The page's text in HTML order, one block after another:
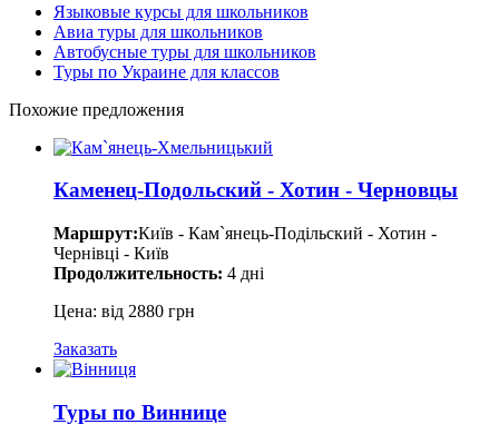
Языковые курсы для школьников
Авиа туры для школьников
Автобусные туры для школьников
Туры по Украине для классов
Похожие предложения
Каменец-Подольский - Хотин - Черновцы
Маршрут:Київ - Кам`янець-Подільский - Хотин -
Чернівці - Київ
Продолжительность: 4 дні
Цена: від 2880 грн
Заказать
Туры по Виннице